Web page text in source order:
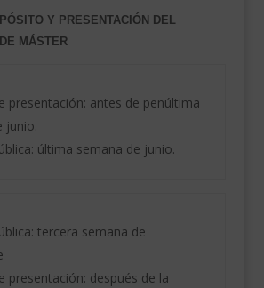
Y PRESENTACIÓN DEL
MÁSTER
presentación: antes de penúltima
junio.
última semana de junio.
tercera semana de
presentación: después de la